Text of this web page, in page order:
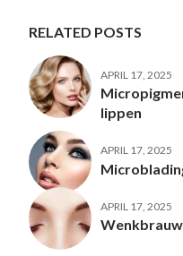
RELATED POSTS
APRIL 17, 2025
lippen
APRIL 17, 2025
APRIL 17, 2025